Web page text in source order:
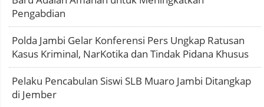
Pengabdian
Polda Jambi Gelar Konferensi Pers Ungkap Ratusan
Kasus Kriminal, NarKotika dan Tindak Pidana Khusus
Pelaku Pencabulan Siswi SLB Muaro Jambi Ditangkap
di Jember